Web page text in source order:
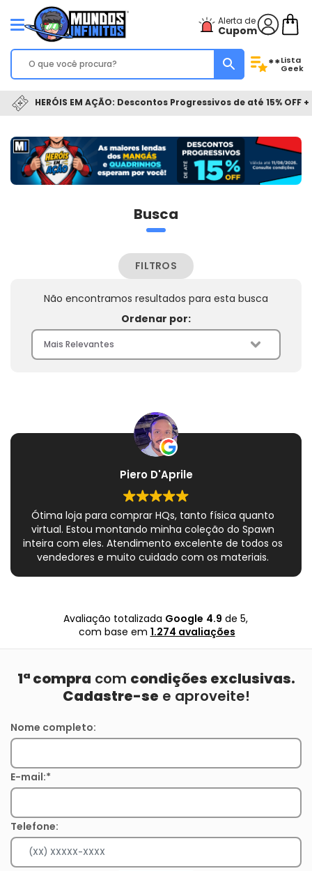
Alerta de
Cupom
**Lista
Geek
HERÓIS EM AÇÃO: Descontos Progressivos de até 15% OFF
Busca
FILTROS
Não encontramos resultados para esta busca
Ordenar por:
Piero D'Aprile
Ótima loja para comprar HQs, tanto física quanto
virtual. Estou montando minha coleção do Spawn
inteira com eles. Atendimento excelente de todos os
vendedores e muito cuidado com os materiais.
Avaliação totalizada Google 4.9 de 5,
com base em 1.274 avaliações